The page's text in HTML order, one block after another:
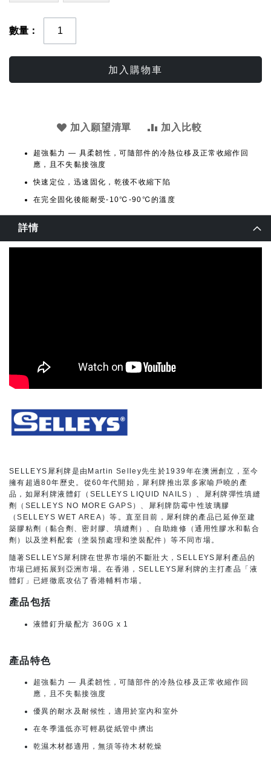
數量
加入購物車
加入願望清單 加入比較
超強黏力 — 具柔韌性，可隨部件的冷熱位移及正常收縮作回
應，且不失黏接強度
快速定位，迅速固化，乾後不收縮下陷
在完全固化後能耐受-10℃-90℃的溫度
詳情
SELLEYS犀利牌是由Martin Selley先生於1939年在澳洲創立，至今
擁有超過80年歷史。從60年代開始，犀利牌推出眾多家喻戶曉的產
品，如犀利牌液體釘（SELLEYS LIQUID NAILS）、犀利牌彈性填縫
劑（SELLEYS NO MORE GAPS）、犀利牌防霉中性玻璃膠
（SELLEYS WET AREA）等。直至目前，犀利牌的產品已延伸至建
築膠粘劑（黏合劑、密封膠、填縫劑）、自助維修（通用性膠水和黏合
劑）以及塗料配套（塗裝預處理和塗裝配件）等不同市場。
隨著SELLEYS犀利牌在世界市場的不斷壯大，SELLEYS犀利產品的
市場已經拓展到亞洲市場。在香港，SELLEYS犀利牌的主打產品「液
體釘」已經徹底攻佔了香港輔料市場。
產品包括
液體釘升級配方 360G x 1
產品特色
超強黏力 — 具柔韌性，可隨部件的冷熱位移及正常收縮作回
應，且不失黏接強度
優異的耐水及耐候性，適用於室內和室外
在冬季溫低亦可輕易從紙管中擠出
乾濕木材都適用，無須等待木材乾燥